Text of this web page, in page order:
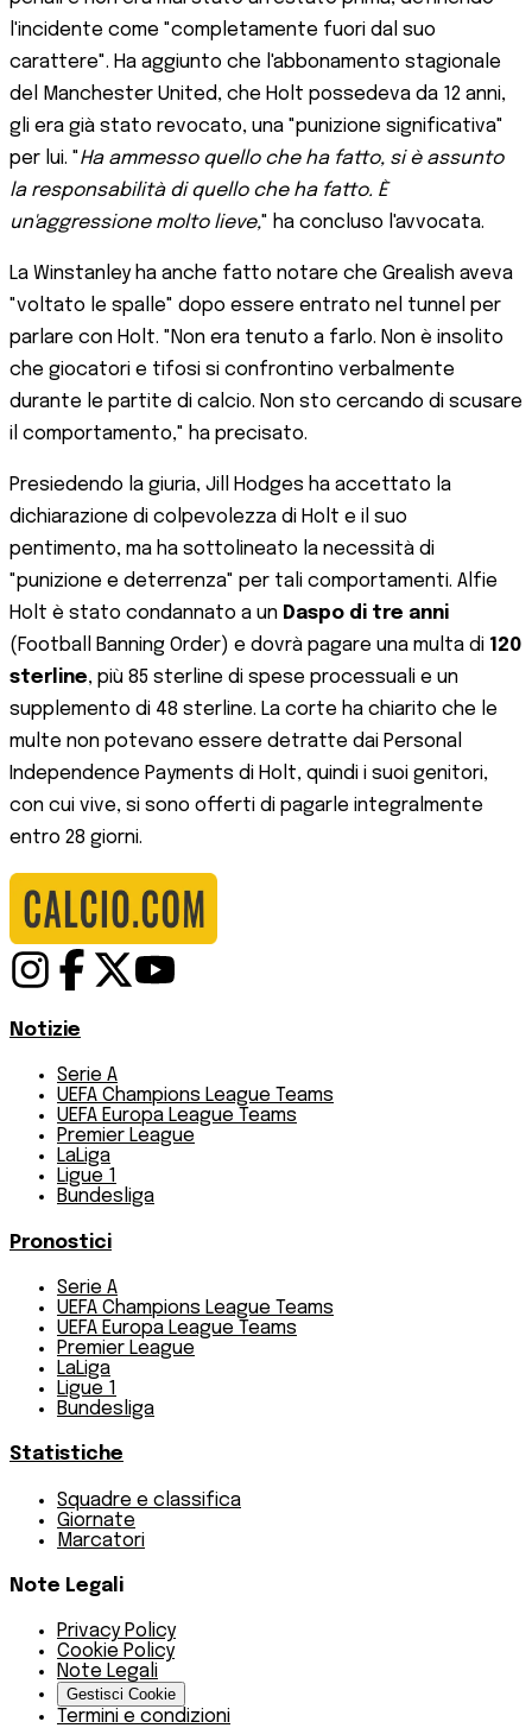
l'incidente come "completamente fuori dal suo
carattere". Ha aggiunto che l'abbonamento stagionale
del Manchester United, che Holt possedeva da 12 anni,
gli era già stato revocato, una "punizione significativa"
per lui. "Ha ammesso quello che ha fatto, si è assunto
la responsabilità di quello che ha fatto. È
un'aggressione molto lieve," ha concluso l'avvocata.
La Winstanley ha anche fatto notare che Grealish aveva
"voltato le spalle" dopo essere entrato nel tunnel per
parlare con Holt. "Non era tenuto a farlo. Non è insolito
che giocatori e tifosi si confrontino verbalmente
durante le partite di calcio. Non sto cercando di scusare
il comportamento," ha precisato.
Presiedendo la giuria, Jill Hodges ha accettato la
dichiarazione di colpevolezza di Holt e il suo
pentimento, ma ha sottolineato la necessità di
"punizione e deterrenza" per tali comportamenti. Alfie
Holt è stato condannato a un Daspo di tre anni
(Football Banning Order) e dovrà pagare una multa di 120
sterline, più 85 sterline di spese processuali e un
supplemento di 48 sterline. La corte ha chiarito che le
multe non potevano essere detratte dai Personal
Independence Payments di Holt, quindi i suoi genitori,
con cui vive, si sono offerti di pagarle integralmente
entro 28 giorni.
Notizie
Serie A
UEFA Champions League Teams
UEFA Europa League Teams
Premier League
LaLiga
Ligue 1
Bundesliga
Pronostici
Serie A
UEFA Champions League Teams
UEFA Europa League Teams
Premier League
LaLiga
Ligue 1
Bundesliga
Statistiche
Squadre e classifica
Giornate
Marcatori
Note Legali
Privacy Policy
Cookie Policy
Note Legali
Gestisci Cookie
Termini e condizioni